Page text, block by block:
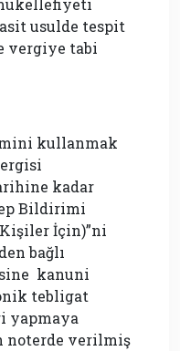
usulde tespit
vergiye tabi
kullanmak
kadar
Bildirimi
İçin)”ni
bağlı
kanuni
tebligat
yapmaya
noterde verilmiş